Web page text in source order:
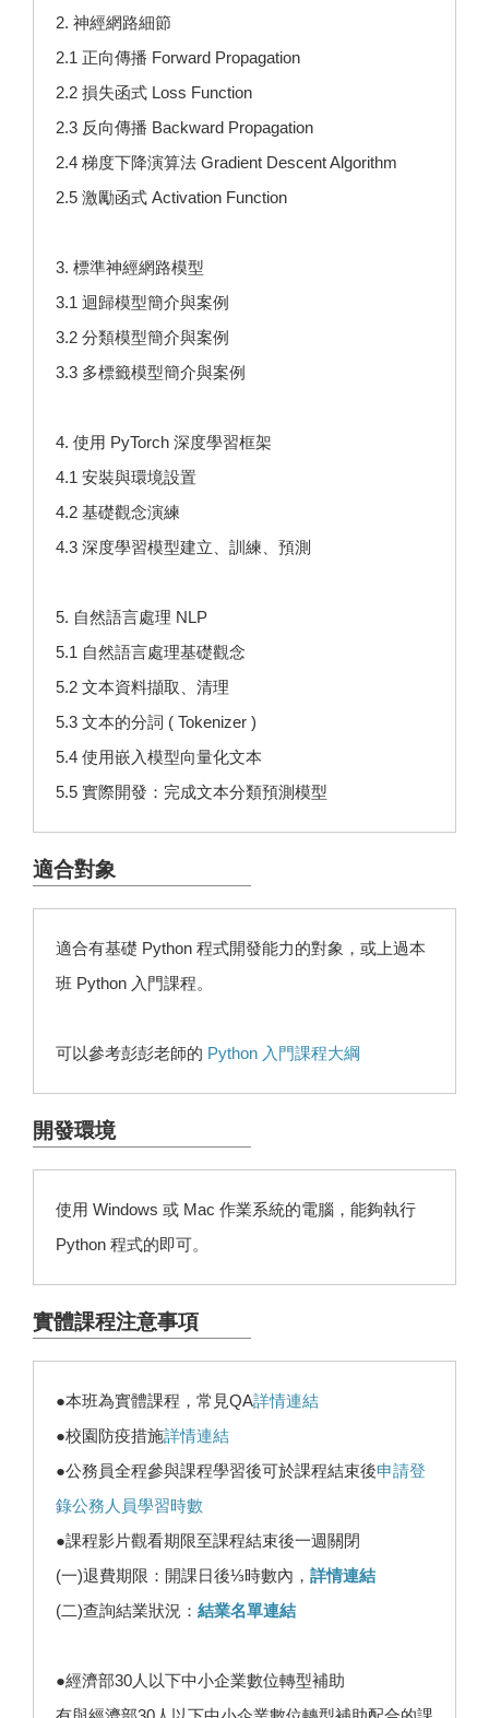
2. 神經網路細節
2.1 正向傳播 Forward Propagation
2.2 損失函式 Loss Function
2.3 反向傳播 Backward Propagation
2.4 梯度下降演算法 Gradient Descent Algorithm
2.5 激勵函式 Activation Function
3. 標準神經網路模型
3.1 迴歸模型簡介與案例
3.2 分類模型簡介與案例
3.3 多標籤模型簡介與案例
4. 使用 PyTorch 深度學習框架
4.1 安裝與環境設置
4.2 基礎觀念演練
4.3 深度學習模型建立、訓練、預測
5. 自然語言處理 NLP
5.1 自然語言處理基礎觀念
5.2 文本資料擷取、清理
5.3 文本的分詞 ( Tokenizer )
5.4 使用嵌入模型向量化文本
5.5 實際開發：完成文本分類預測模型
適合對象
適合有基礎 Python 程式開發能力的對象，或上過本
班 Python 入門課程。
可以參考彭彭老師的 Python 入門課程大綱
開發環境
使用 Windows 或 Mac 作業系統的電腦，能夠執行
Python 程式的即可。
實體課程注意事項
●本班為實體課程，常見QA詳情連結
●校園防疫措施詳情連結
●公務員全程參與課程學習後可於課程結束後申請登
錄公務人員學習時數
●課程影片觀看期限至課程結束後一週關閉
(一)退費期限：開課日後⅓時數內， 詳情連結
(二)查詢結業狀況： 結業名單連結
●經濟部30人以下中小企業數位轉型補助